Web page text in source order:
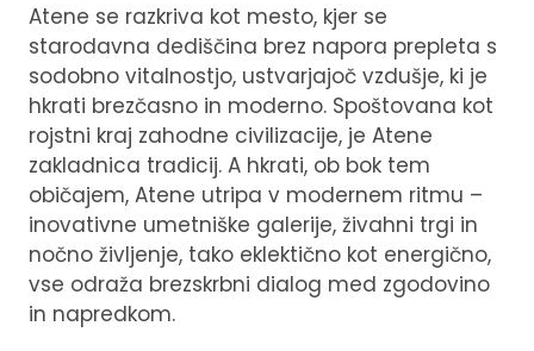
Atene se razkriva kot mesto, kjer se
starodavna dediščina brez napora prepleta s
sodobno vitalnostjo, ustvarjajoč vzdušje, ki je
hkrati brezčasno in moderno. Spoštovana kot
rojstni kraj zahodne civilizacije, je Atene
zakladnica tradicij. A hkrati, ob bok tem
običajem, Atene utripa v modernem ritmu –
inovativne umetniške galerije, živahni trgi in
nočno življenje, tako eklektično kot energično,
vse odraža brezskrbni dialog med zgodovino
in napredkom.